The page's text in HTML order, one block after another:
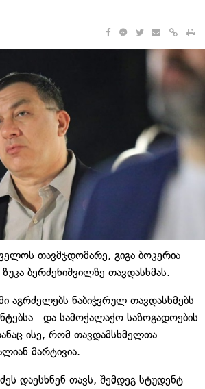
თავმჯდომარე, გიგა ბოკერია
ზუკა ბერძენიშვილზე თავდასხმას.
აგრძელებს ნაბიჭვრულ თავდასხმებს
და სამოქალაქო საზოგადოების
ისე, რომ თავდამსხმელთა
მარტივია.
დაესხნენ თავს, შემდეგ სტუდენტ